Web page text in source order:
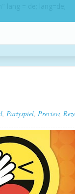
, Partyspiel, Preview,